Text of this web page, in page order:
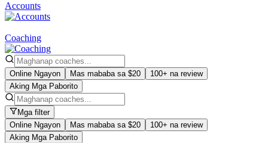
Accounts
Coaching
Online Ngayon Mas mababa sa $20
100+ na review
Aking Mga Paborito
Mga filter
Online Ngayon
Mas mababa sa $20
100+ na review
Aking Mga Paborito